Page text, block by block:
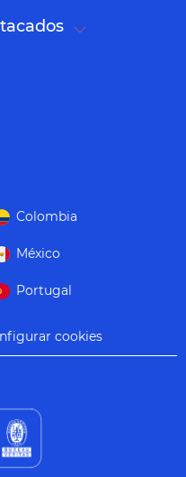
Colombia
México
Portugal
cookies